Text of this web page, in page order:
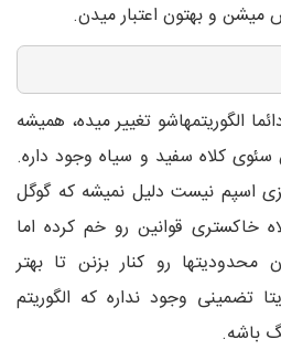
میشن و بهتون اعتبار میدن.
الگوریتمهاشو تغییر میده، همیشه
کلاه سفید و سیاه وجود داره.
اسپم نیست دلیل نمیشه که گوگل
خاکستری قوانین رو خم کرده اما
رو کنار بزنن تا بهتر
تضمینی وجود نداره که الگوریتم
باشه.